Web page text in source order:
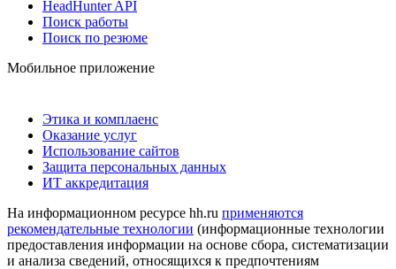
HeadHunter API
Поиск работы
Поиск по резюме
Мобильное приложение
Этика и комплаенс
Оказание услуг
Использование сайтов
Защита персональных данных
ИТ аккредитация
На информационном ресурсе hh.ru применяются
рекомендательные технологии (информационные технологии
предоставления информации на основе сбора, систематизации
и анализа сведений, относящихся к предпочтениям